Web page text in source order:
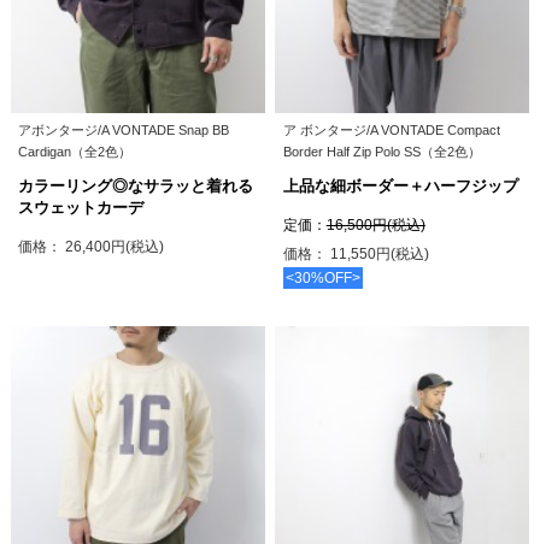
アボンタージ/A VONTADE Snap BB
Cardigan（全2色）
カラーリング◎なサラッと着れる
スウェットカーデ
価格： 26,400円(税込)
ア ボンタージ/A VONTADE Compact
Border Half Zip Polo SS（全2色）
上品な細ボーダー＋ハーフジップ
定価：16,500円(税込)
価格： 11,550円(税込)
<30%OFF>